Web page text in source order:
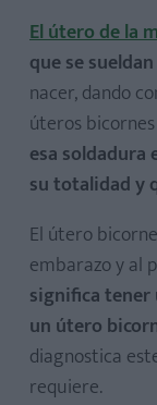
El útero de la
que se
nacer, dando
úteros
esa soldadura
su totalidad y
El útero
embarazo y al
significa
un útero
diagnostica
requiere.